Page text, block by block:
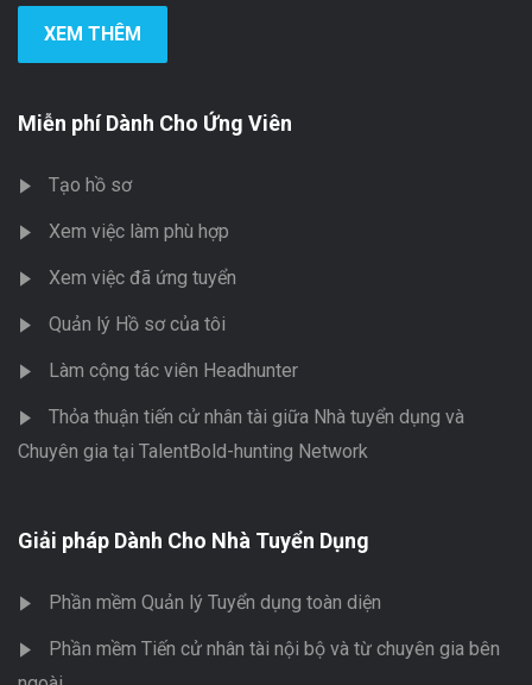
XEM THÊM
Miễn phí Dành Cho Ứng Viên
Tạo hồ sơ
Xem việc làm phù hợp
Xem việc đã ứng tuyển
Quản lý Hồ sơ của tôi
Làm cộng tác viên Headhunter
Thỏa thuận tiến cử nhân tài giữa Nhà tuyển dụng và
Chuyên gia tại TalentBold-hunting Network
Giải pháp Dành Cho Nhà Tuyển Dụng
Phần mềm Quản lý Tuyển dụng toàn diện
Phần mềm Tiến cử nhân tài nội bộ và từ chuyên gia bên